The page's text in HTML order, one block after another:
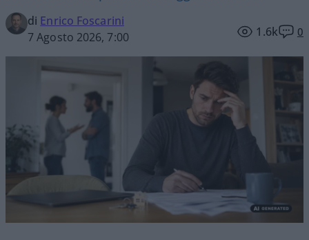
di Enrico Foscarini
7 Agosto 2026, 7:00
1.6k 0